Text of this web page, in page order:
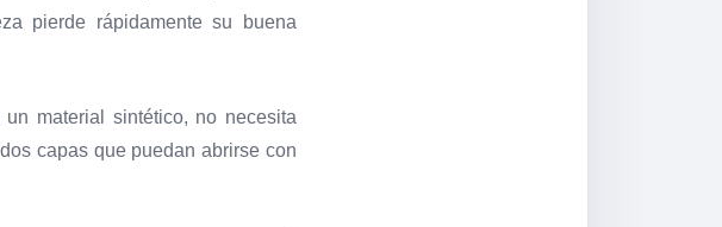
pierde rápidamente su buena
material sintético, no necesita
capas que puedan abrirse con